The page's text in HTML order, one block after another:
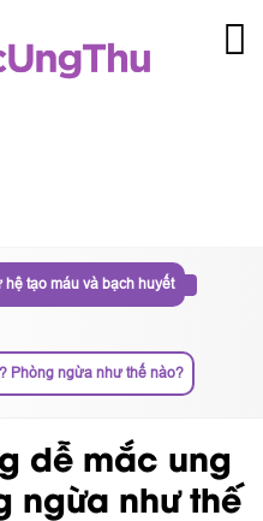
hệ tạo máu và bạch huyết
Phòng ngừa như thế nào?
dễ mắc ung
ngừa như thế